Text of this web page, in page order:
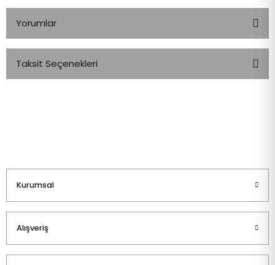
Yorumlar
Taksit Seçenekleri
Kurumsal
Alışveriş